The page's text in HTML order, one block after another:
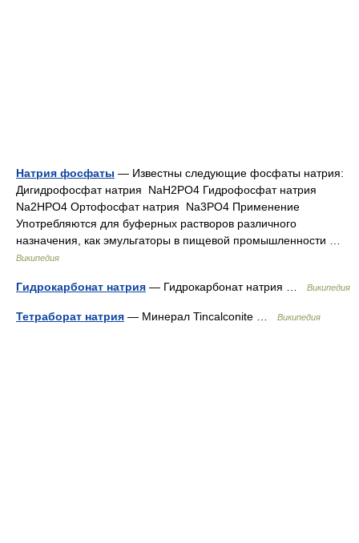
Натрия фосфаты — Известны следующие фосфаты натрия:
Дигидрофосфат натрия NaH2PO4 Гидрофосфат натрия
Na2HPO4 Ортофосфат натрия Na3PO4 Применение
Употребляются для буферных растворов различного
назначения, как эмульгаторы в пищевой промышленности …
Википедия
Гидрокарбонат натрия — Гидрокарбонат натрия … Википедия
Тетраборат натрия — Минерал Tincalconite … Википедия